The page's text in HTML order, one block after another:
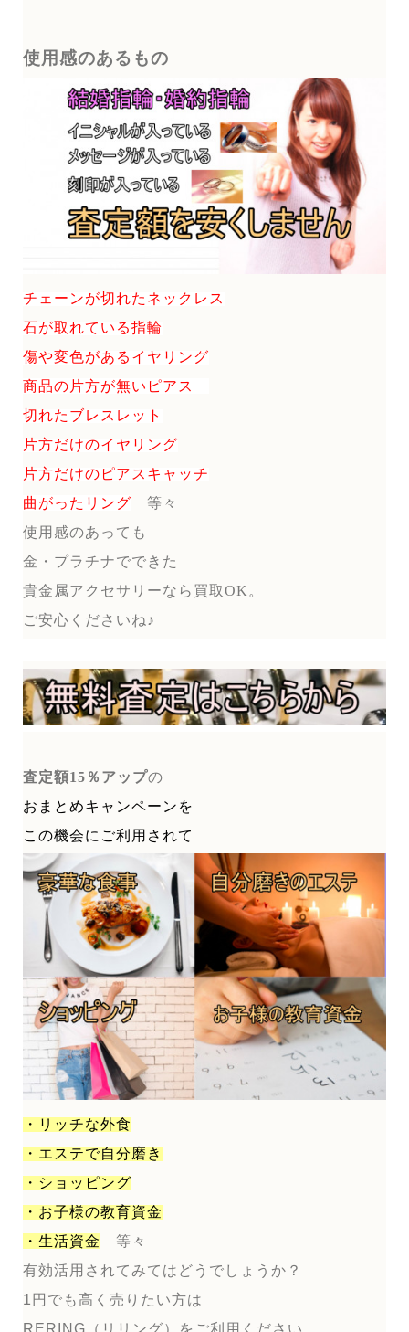
使用感のあるもの
チェーンが切れたネックレス
石が取れている指輪
傷や変色があるイヤリング
商品の片方が無いピアス
切れたブレスレット
片方だけのイヤリング
片方だけのピアスキャッチ
曲がったリング
等々
使用感のあっても
金・プラチナでできた
貴金属アクセサリーなら買取OK。
ご安心くださいね♪
査定額15％アップの
おまとめキャンペーンを
この機会にご利用されて
・リッチな外食
・エステで自分磨き
・ショッピング
・お子様の教育資金
・生活資金
等々
有効活用されてみてはどうでしょうか？
1円でも高く売りたい方は
RERING（リリング）をご利用ください。